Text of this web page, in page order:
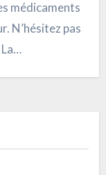
médicaments
N’hésitez pas